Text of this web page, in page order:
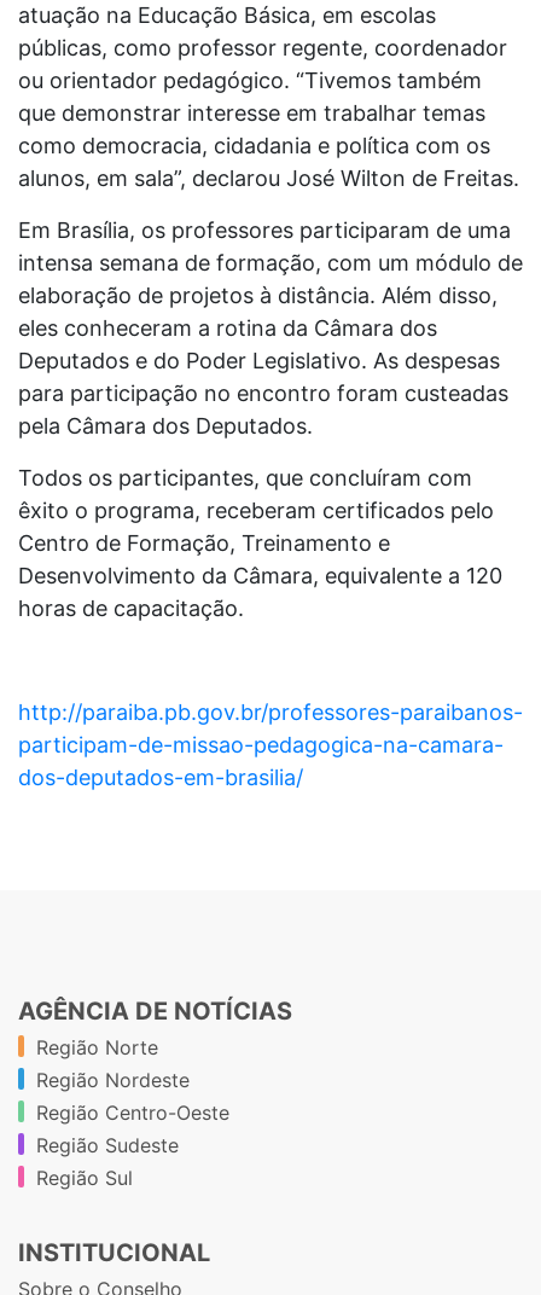
atuação na Educação Básica, em escolas
públicas, como professor regente, coordenador
ou orientador pedagógico. “Tivemos também
que demonstrar interesse em trabalhar temas
como democracia, cidadania e política com os
alunos, em sala”, declarou José Wilton de Freitas.
Em Brasília, os professores participaram de uma
intensa semana de formação, com um módulo de
elaboração de projetos à distância. Além disso,
eles conheceram a rotina da Câmara dos
Deputados e do Poder Legislativo. As despesas
para participação no encontro foram custeadas
pela Câmara dos Deputados.
Todos os participantes, que concluíram com
êxito o programa, receberam certificados pelo
Centro de Formação, Treinamento e
Desenvolvimento da Câmara, equivalente a 120
horas de capacitação.
http://paraiba.pb.gov.br/professores-paraibanos-
participam-de-missao-pedagogica-na-camara-
dos-deputados-em-brasilia/
AGÊNCIA DE NOTÍCIAS
Região Norte
Região Nordeste
Região Centro-Oeste
Região Sudeste
Região Sul
INSTITUCIONAL
Sobre o Conselho